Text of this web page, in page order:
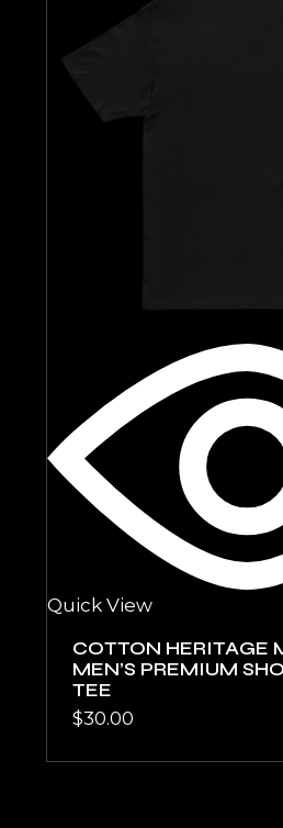
Quick View
COTTON HERITAGE
MEN’S PREMIUM
TEE
$30.00